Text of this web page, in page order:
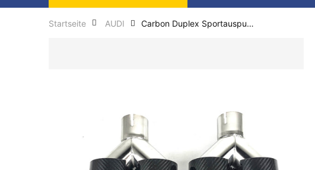
Startseite AUDI Carbon Duplex Sportauspuff Auspuffblenden...